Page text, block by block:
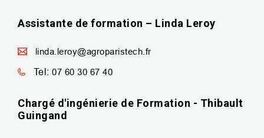
Assistante de formation – Linda Leroy
linda.leroy@agroparistech.fr
Tel: 07 60 30 67 40
Chargé d'ingénierie de Formation - Thibault
Guingand